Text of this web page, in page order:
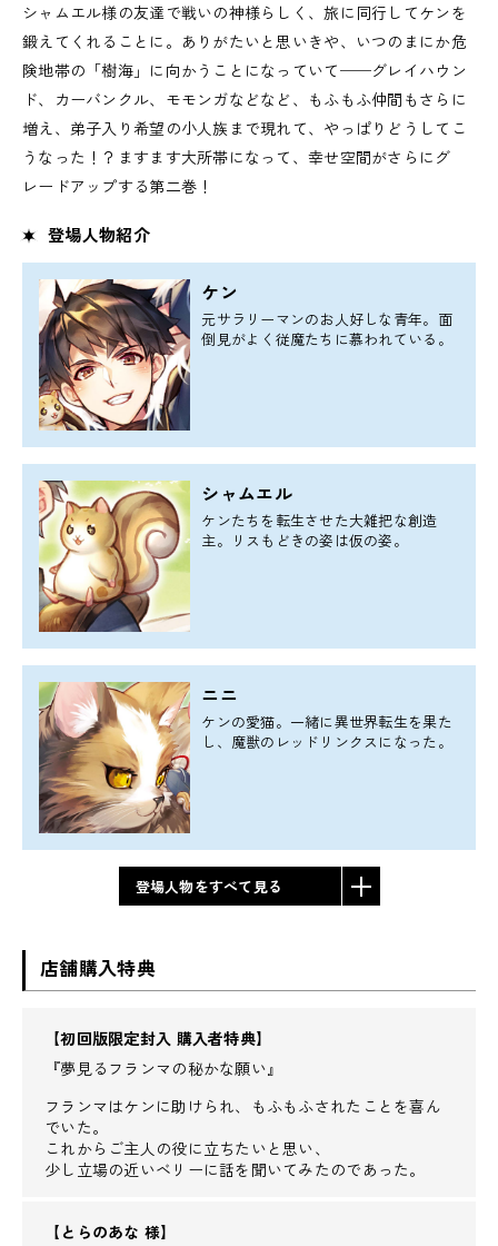
シャムエル様の友達で戦いの神様らしく、旅に同行してケンを
鍛えてくれることに。ありがたいと思いきや、いつのまにか危
険地帯の「樹海」に向かうことになっていて──グレイハウン
ド、カーバンクル、モモンガなどなど、もふもふ仲間もさらに
増え、弟子入り希望の小人族まで現れて、やっぱりどうしてこ
うなった！？ますます大所帯になって、幸せ空間がさらにグ
レードアップする第二巻！
登場人物紹介
ケン
元サラリーマンのお人好しな青年。面
倒見がよく従魔たちに慕われている。
シャムエル
ケンたちを転生させた大雑把な創造
主。リスもどきの姿は仮の姿。
ニニ
ケンの愛猫。一緒に異世界転生を果た
し、魔獣のレッドリンクスになった。
登場人物をすべて見る
店舗購入特典
【初回版限定封入 購入者特典】
『夢見るフランマの秘かな願い』
フランマはケンに助けられ、もふもふされたことを喜ん
でいた。
これからご主人の役に立ちたいと思い、
少し立場の近いベリーに話を聞いてみたのであった。
【とらのあな 様】